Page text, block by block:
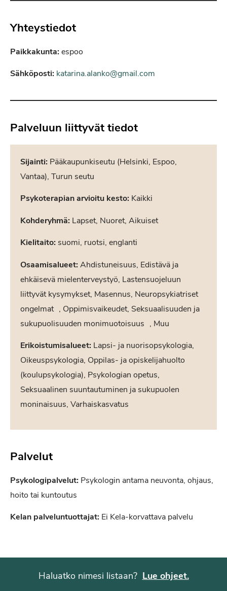
Yhteystiedot
Paikkakunta:espoo
Sähköposti: katarina.alanko@gmail.com
Palveluun liittyvät tiedot
Sijainti: Pääkaupunkiseutu (Helsinki, Espoo,
Vantaa), Turun seutu
Psykoterapian arvioitu kesto: Kaikki
Kohderyhmä: Lapset, Nuoret, Aikuiset
Kielitaito: suomi, ruotsi, englanti
Osaamisalueet: Ahdistuneisuus, Edistävä ja
ehkäisevä mielenterveystyö, Lastensuojeluun
liittyvät kysymykset, Masennus, Neuropsykiatriset
ongelmat , Oppimisvaikeudet, Seksuaalisuuden ja
sukupuolisuuden monimuotoisuus , Muu
Erikoistumisalueet: Lapsi- ja nuorisopsykologia,
Oikeuspsykologia, Oppilas- ja opiskelijahuolto
(koulupsykologia), Psykologian opetus,
Seksuaalinen suuntautuminen ja sukupuolen
moninaisuus, Varhaiskasvatus
Palvelut
Psykologipalvelut: Psykologin antama neuvonta, ohjaus,
hoito tai kuntoutus
Kelan palveluntuottajat: Ei Kela-korvattava palvelu
Haluatko nimesi listaan? Lue ohjeet.